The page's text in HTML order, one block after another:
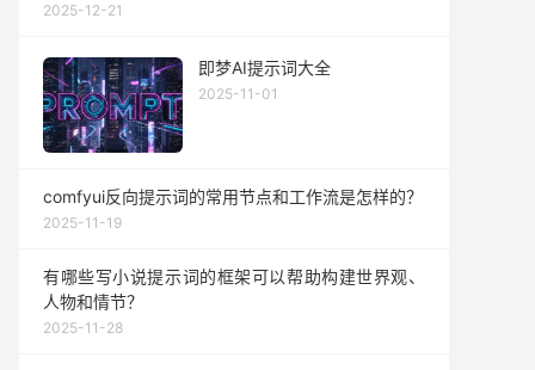
2025-12-21
即梦AI提示词大全
2025-11-01
comfyui反向提示词的常用节点和工作流是怎样的？
2025-11-19
有哪些写小说提示词的框架可以帮助构建世界观、
人物和情节？
2025-11-28